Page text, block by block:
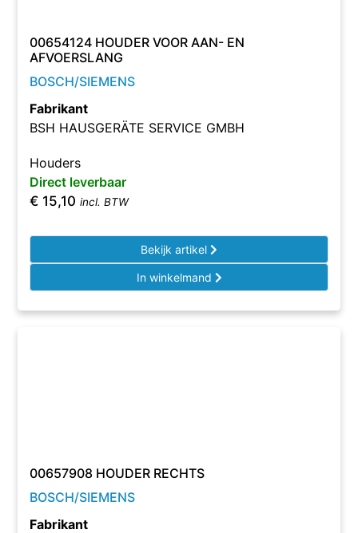
00654124 HOUDER VOOR AAN- EN
AFVOERSLANG
BOSCH/SIEMENS
Fabrikant
BSH HAUSGERÄTE SERVICE GMBH
Houders
Direct leverbaar
€ 15,10 incl. BTW
Bekijk artikel
In winkelmand
00657908 HOUDER RECHTS
BOSCH/SIEMENS
Fabrikant